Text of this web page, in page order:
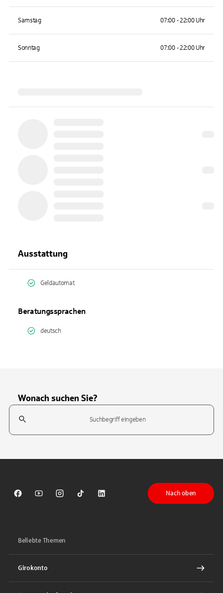
Samstag 07:00 - 22:00 Uhr
Sonntag 07:00 - 22:00 Uhr
Ausstattung
Geldautomat
Beratungssprachen
deutsch
Wonach suchen Sie?
Suchfeld
Sparkasse auf Facebook
Sparkasse auf Youtube
Sparkasse auf Instagram
Sparkasse auf TikTok
Sparkasse auf LinkedIn
Nach oben
Beliebte Themen
Girokonto